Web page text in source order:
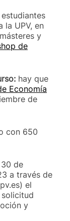
la UPV, en
y
de
hay que
Economía
de
con 650
de
a través de
el
solicitud
y